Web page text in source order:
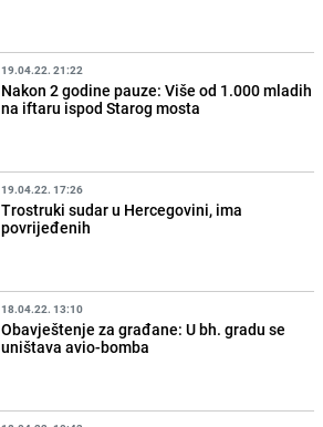
19.04.22. 21:22
Nakon 2 godine pauze: Više od 1.000 mladih
na iftaru ispod Starog mosta
19.04.22. 17:26
Trostruki sudar u Hercegovini, ima
povrijeđenih
18.04.22. 13:10
Obavještenje za građane: U bh. gradu se
uništava avio-bomba